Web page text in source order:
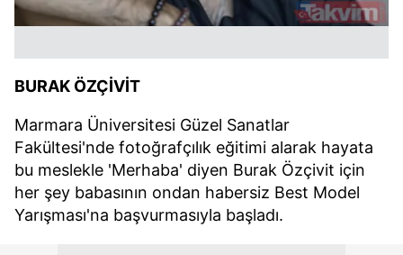
BURAK ÖZÇİVİT
Marmara Üniversitesi Güzel Sanatlar
Fakültesi'nde fotoğrafçılık eğitimi alarak hayata
bu meslekle 'Merhaba' diyen Burak Özçivit için
her şey babasının ondan habersiz Best Model
Yarışması'na başvurmasıyla başladı.